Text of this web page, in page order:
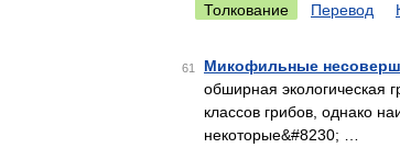
Толкование Перевод
61 Микофильные
обширная экологическая
классов грибов, однако
некоторые&#8230; …